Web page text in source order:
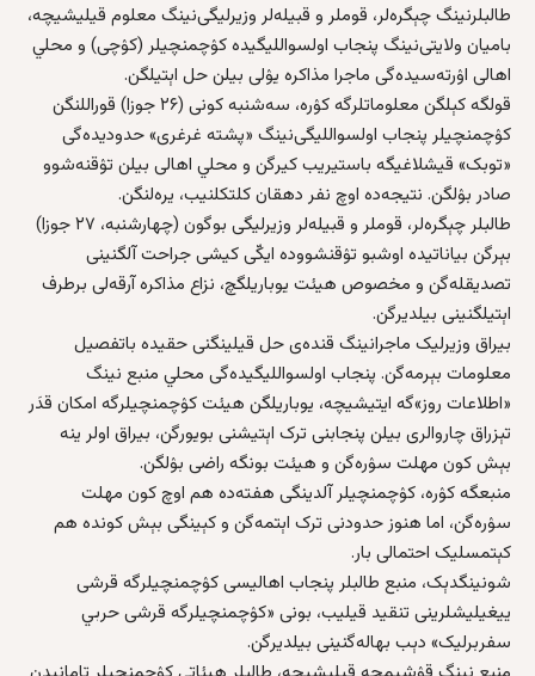
طالبلرنینگ چېگره‌لر، قوملر و قبیله‌لر وزیرلیگی‌نینگ معلوم قیلیشیچه،
بامیان ولایتی‌نینگ پنجاب اولسواللیگیده کۉچمنچیلر (کۉچی) و محلي
اهالی اۉرته‌سیده‌گی ماجرا مذاکره‌ یۉلی بیلن حل اېتیلگن.
قولگه کېلگن معلوماتلرگه کۉره‌، سه‌شنبه‌ کونی (۲۶ جوزا) قوراللنگن
کۉچمنچیلر پنجاب اولسواللیگی‌نینگ «پشته‌ غرغری» حدودیده‌گی
«توبک» قیشلاغیگه باستیریب کیرگن و محلي اهالی بیلن تۉقنه‌شوو
صادر بۉلگن. نتیجه‌ده اوچ نفر دهقان کلتکلنیب، یره‌لنگن.
طالبلر چېگره‌لر، قوملر و قبیله‌لر وزیرلیگی بوگون (چهارشنبه‌، ۲۷ جوزا)
بېرگن بیاناتیده اوشبو تۉقنشووده ایکّی کیشی جراحت آلگنینی
تصدیقله‌گن و مخصوص هیئت یوباریلگچ، نزاع مذاکره‌ آرقه‌لی برطرف
اېتیلگنینی بیلدیرگن.
بیراق وزیرلیک ماجرانینگ قنده‌ی حل قیلینگنی حقیده باتفصیل
معلومات بېرمه‌گن. پنجاب اولسواللیگیده‌گی محلي منبع نینگ
«اطلاعات روز»گه ایتیشیچه، یوباریلگن هیئت کۉچمنچیلرگه امکان قدَر
تېزراق چاروالری بیلن پنجابنی ترک اېتیشنی بویورگن، بیراق اولر ینه‌
بېش کون مهلت سۉره‌گن و هیئت بونگه راضی بۉلگن.
منبعگه کۉره‌، کۉچمنچیلر آلدینگی هفته‌ده هم اوچ کون مهلت
سۉره‌گن، اما هنوز حدودنی ترک اېتمه‌گن و کېینگی بېش کونده‌ هم
کېتمسلیک احتمالی بار.
شونینگدېک، منبع طالبلر پنجاب اهالیسی کۉچمنچیلرگه قرشی
ییغیلیشلرینی تنقید قیلیب، بونی «کۉچمنچیلرگه قرشی حربي
سفربرلیک» دېب بهاله‌گنینی بیلدیرگن.